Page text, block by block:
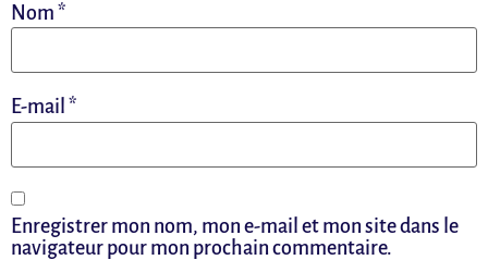
Nom *
E-mail *
Enregistrer mon nom, mon e-mail et mon site dans le
navigateur pour mon prochain commentaire.